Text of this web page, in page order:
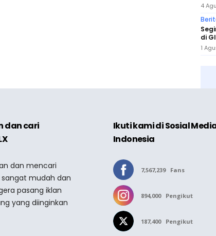
4
di
1
dan cari
dan mencari
sangat mudah dan
pasang iklan
yang diinginkan
Ikuti kami di Sosial
Indonesia
7,567,239 Fans
894,000 Pengikut
187,400 Pengikut